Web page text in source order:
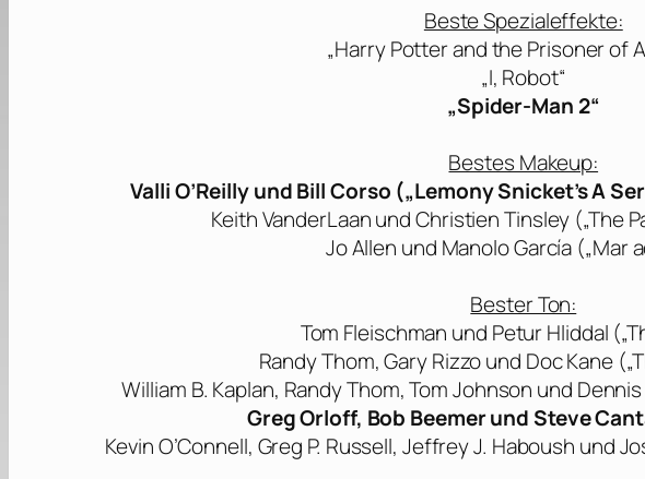
Beste Spezialeffekte:
„Harry Potter and the Prisoner of
„I, Robot“
„Spider-Man 2“
Bestes Makeup:
Valli O’Reilly und Bill Corso („Lemony Snicket’s A
Keith VanderLaan und Christien Tinsley („The
Jo Allen und Manolo García („Mar
Bester Ton:
Tom Fleischman und Petur Hliddal
Randy Thom, Gary Rizzo und Doc Kane
William B. Kaplan, Randy Thom, Tom Johnson und
Greg Orloff, Bob Beemer und Steve
Kevin O’Connell, Greg P. Russell, Jeffrey J. Haboush und